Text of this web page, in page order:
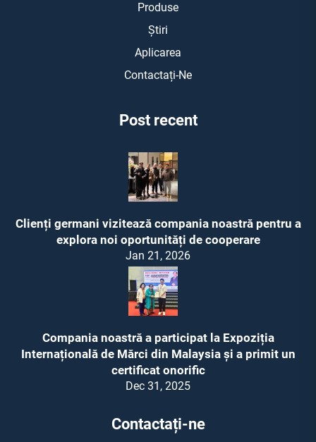
Produse
Știri
Aplicarea
Contactați-Ne
Post recent
Clienți germani vizitează compania noastră pentru a
explora noi oportunități de cooperare
Jan 21, 2026
Compania noastră a participat la Expoziția
Internațională de Mărci din Malaysia și a primit un
certificat onorific
Dec 31, 2025
Contactați-ne